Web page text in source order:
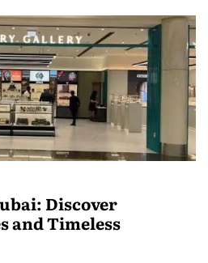
Discover
and Timeless